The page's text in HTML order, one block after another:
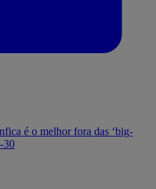
é o melhor fora das ‘big-
30